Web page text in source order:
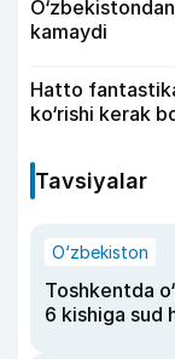
kamaydi
Hatto
ko‘rishi kerak
Tavsiyalar
O‘zbekiston
Toshkentda
6 kishiga sud